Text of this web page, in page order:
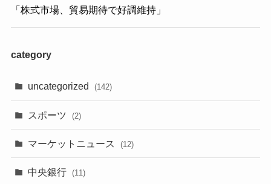
「株式市場、貿易期待で好調維持」
category
uncategorized (142)
スポーツ (2)
マーケットニュース (12)
中央銀行 (11)